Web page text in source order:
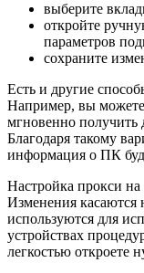
выберите
откройте
параметров
сохраните
Есть и другие
Например, вы
мгновенно получить
Благодаря такому
информация о ПК
Настройка прокси на
Изменения касаются
используются для
устройствах
легкостью откроете